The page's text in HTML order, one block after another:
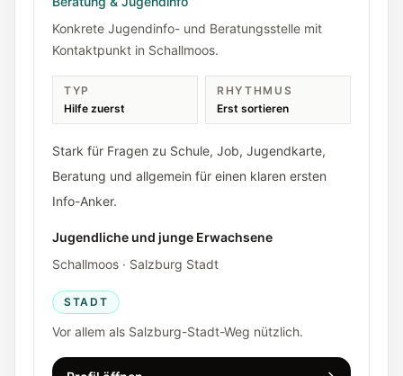
Konkrete Jugendinfo- und Beratungsstelle mit
Kontaktpunkt in Schallmoos.
TYP
Hilfe zuerst
RHYTHMUS
Erst sortieren
Stark für Fragen zu Schule, Job, Jugendkarte,
Beratung und allgemein für einen klaren ersten
Info-Anker.
Jugendliche und junge Erwachsene
Schallmoos · Salzburg Stadt
STADT
Vor allem als Salzburg-Stadt-Weg nützlich.